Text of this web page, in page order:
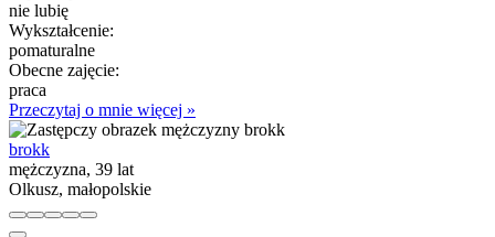
nie lubię
Wykształcenie:
pomaturalne
Obecne zajęcie:
praca
Przeczytaj o mnie więcej »
brokk
mężczyzna, 39 lat
Olkusz, małopolskie